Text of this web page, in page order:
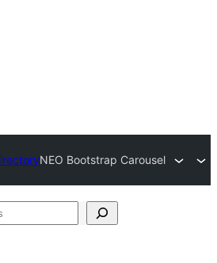
NEO Bootstrap Carousel